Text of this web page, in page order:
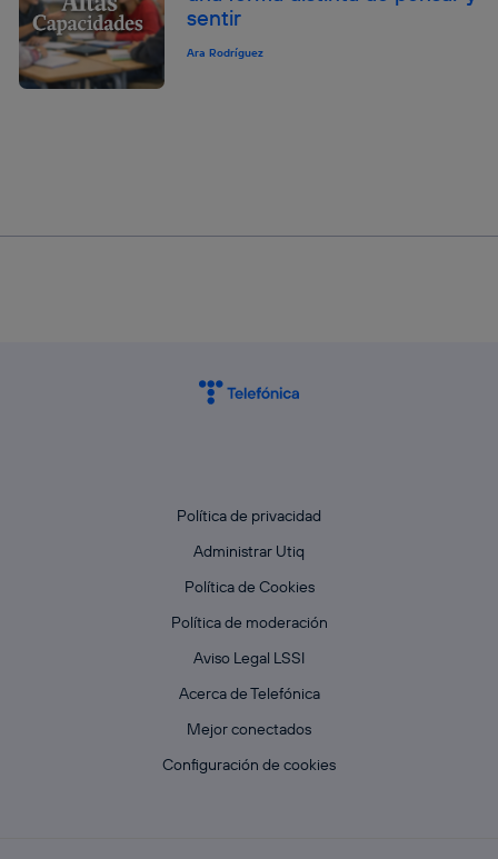
sentir
Ara Rodríguez
Política de privacidad
Administrar Utiq
Política de Cookies
Política de moderación
Aviso Legal LSSI
Acerca de Telefónica
Mejor conectados
Configuración de cookies